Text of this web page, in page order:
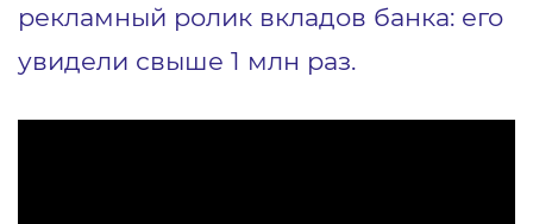
рекламный ролик вкладов банка: его
увидели свыше 1 млн раз.